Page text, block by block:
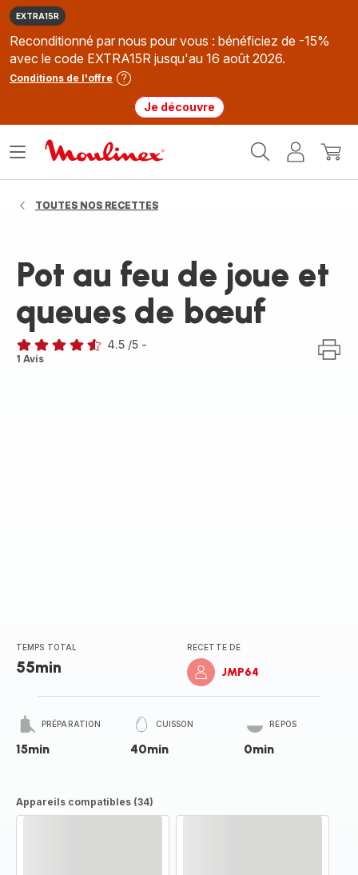
EXTRA15R
Reconditionné par nous pour vous : bénéficiez de -15%
avec le code EXTRA15R jusqu'au 16 août 2026.
Conditions de l'offre
Je découvre
MonMon
Ouvrir
TOUTES NOS RECETTES
Pot au feu de joue et
queues de bœuf
ratings.4.5
4.5 /5 -
1 Avis
TEMPS TOTAL
55min
RECETTE DE
JMP64
PRÉPARATION
15min
CUISSON
40min
REPOS
0min
Appareils compatibles (34)